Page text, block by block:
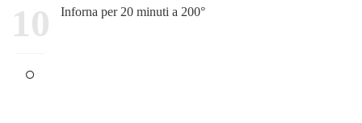
10 Inforna per 20 minuti a 200°